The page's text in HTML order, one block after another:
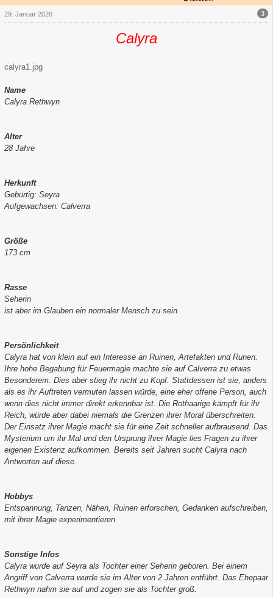
3
29. Januar 2026
Calyra
calyra1.jpg
Name
Calyra Rethwyn
Alter
28 Jahre
Herkunft
Gebürtig: Seyra
Aufgewachsen: Calverra
Größe
173 cm
Rasse
Seherin
ist aber im Glauben ein normaler Mensch zu sein
Persönlichkeit
Calyra hat von klein auf ein Interesse an Ruinen, Artefakten und Runen.
Ihre hohe Begabung für Feuermagie machte sie auf Calverra zu etwas
Besonderem. Dies aber stieg ihr nicht zu Kopf. Stattdessen ist sie, anders
als es ihr Auftreten vermuten lassen würde, eine eher offene Person, auch
wenn dies nicht immer direkt erkennbar ist. Die Rothaarige kämpft für ihr
Reich, würde aber dabei niemals die Grenzen ihrer Moral überschreiten.
Der Einsatz ihrer Magie macht sie für eine Zeit schneller aufbrausend. Das
Mysterium um ihr Mal und den Ursprung ihrer Magie lies Fragen zu ihrer
eigenen Existenz aufkommen. Bereits seit Jahren sucht Calyra nach
Antworten auf diese.
Hobbys
Entspannung, Tanzen, Nähen, Ruinen erforschen, Gedanken aufschreiben,
mit ihrer Magie experimentieren
Sonstige Infos
Calyra wurde auf Seyra als Tochter einer Seherin geboren. Bei einem
Angriff von Calverra wurde sie im Alter von 2 Jahren entführt. Das Ehepaar
Rethwyn nahm sie auf und zogen sie als Tochter groß.